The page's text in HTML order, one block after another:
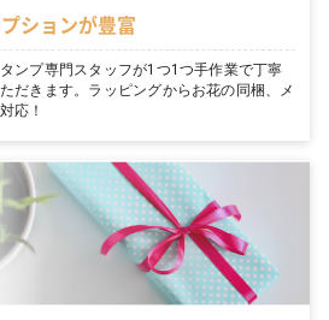
ションが豊富
ンプ専門スタッフが1つ1つ手作業で丁寧
だきます。ラッピングからお花の同梱、メ
応！